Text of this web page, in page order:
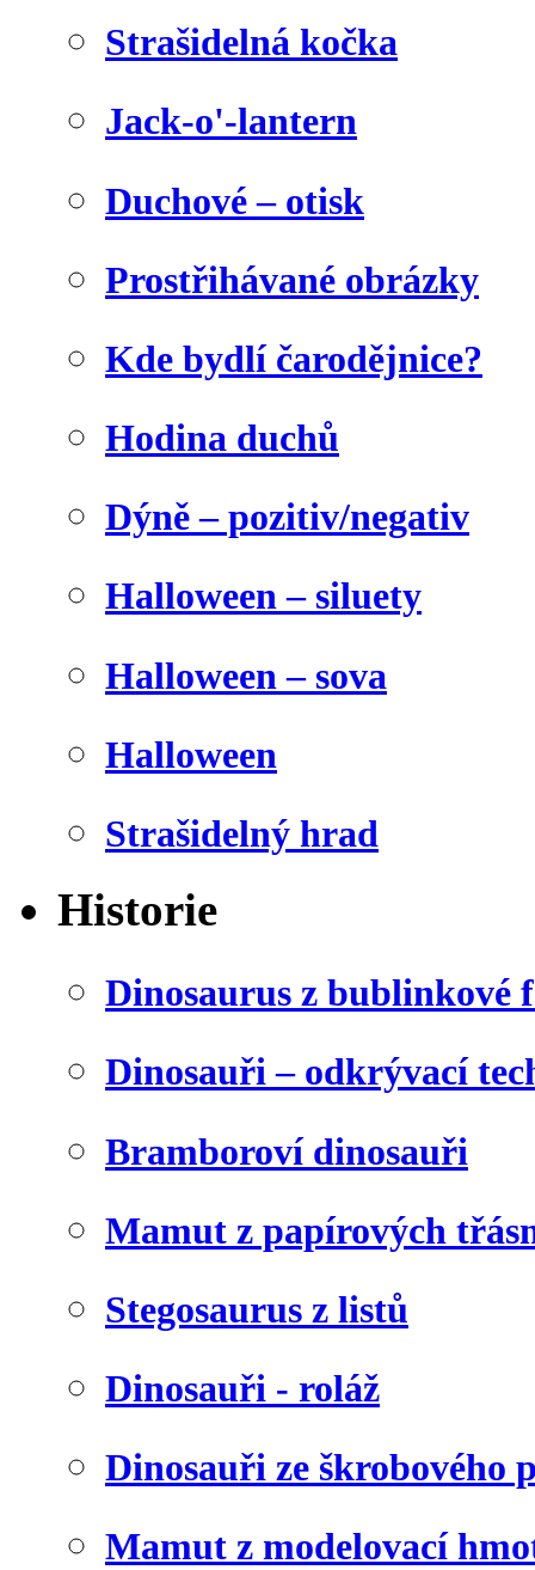
Strašidelná kočka
Jack-o'-lantern
Duchové – otisk
Prostřihávané obrázky
Kde bydlí čarodějnice?
Hodina duchů
Dýně – pozitiv/negativ
Halloween – siluety
Halloween – sova
Halloween
Strašidelný hrad
Historie
Dinosaurus z bublinkové
Dinosauři – odkrývací
Bramboroví dinosauři
Mamut z papírových
Stegosaurus z listů
Dinosauři - roláž
Dinosauři ze škrobového
Mamut z modelovací